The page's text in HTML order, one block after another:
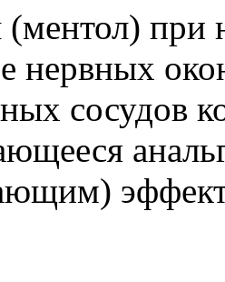
(ментол) при
нервных
сосудов